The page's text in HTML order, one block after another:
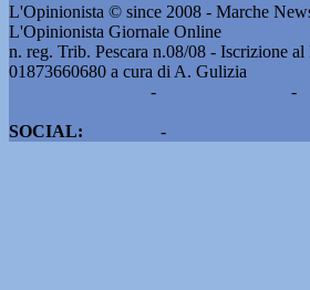
L'Opinionista © since 2008 - Marche
L'Opinionista Giornale Online
n. reg. Trib. Pescara n.08/08 - Iscrizione
01873660680 a cura di A. Gulizia
- -
SOCIAL:
-